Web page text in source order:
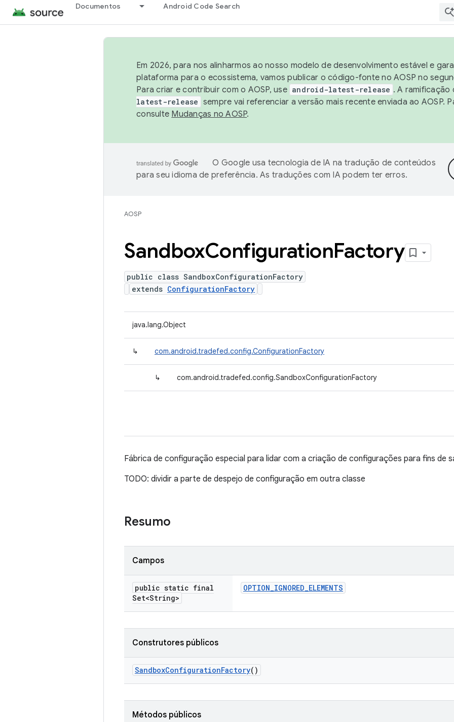
Documentos Android Code Search
Em 2026, para nos alinharmos ao nosso modelo de desenvolvimento estável e
plataforma para o ecossistema, vamos publicar o código-fonte no AOSP no
Para criar e contribuir com o AOSP, use android-latest-release . A ramificação
latest-release sempre vai referenciar a versão mais recente enviada ao AOSP.
consulte Mudanças no AOSP.
O Google usa tecnologia de IA na tradução de conteúdos
para seu idioma de preferência. As traduções com IA podem ter erros.
AOSP
SandboxConfigurationFactory
public class SandboxConfigurationFactory
extends ConfigurationFactory
java.lang.Object
↳ com.android.tradefed.config.ConfigurationFactory
↳ com.android.tradefed.config.SandboxConfigurationFactory
Fábrica de configuração especial para lidar com a criação de configurações para fins de
TODO: dividir a parte de despejo de configuração em outra classe
Resumo
Campos
public static final
Set<String>
OPTION_IGNORED_ELEMENTS
Construtores públicos
SandboxConfigurationFactory()
Métodos públicos